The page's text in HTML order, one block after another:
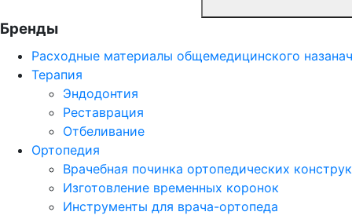
Бренды
Расходные материалы общемедицинского
Терапия
Эндодонтия
Реставрация
Отбеливание
Ортопедия
Врачебная починка ортопедических
Изготовление временных коронок
Инструменты для врача-ортопеда